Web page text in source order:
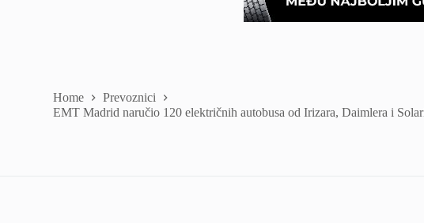
Home
Prevoznici
EMT Madrid naručio 120 električnih autobusa od Irizara, Daimlera i